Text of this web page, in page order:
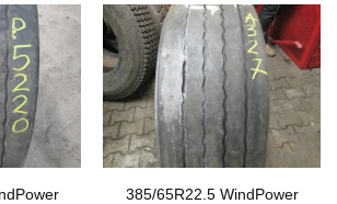
385/65R22.5 WindPower